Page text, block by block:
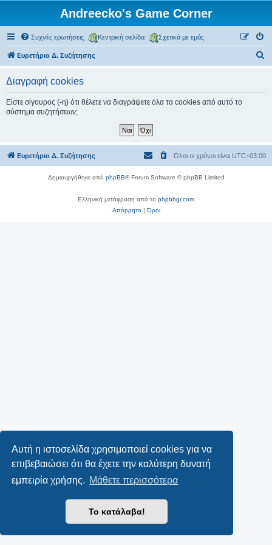
Αυτή η ιστοσελίδα χρησιμοποιεί cookies για να
επιβεβαιώσει ότι θα έχετε την καλύτερη δυνατή
εμπειρία χρήσης. Μάθετε περισσότερα
Το κατάλαβα!
Andreecko's Game Corner
Συχνές ερωτήσεις Κεντρική σελίδα Σχετικά με εμάς
Ευρετήριο Δ. Συζήτησης
σ
Διαγραφή cookies
Είστε σίγουρος (-η) ότι θέλετε να διαγράψετε όλα τα cookies από αυτό το
σύστημα συζητήσεων;
Ευρετήριο Δ. Συζήτησης Όλοι οι χρόνοι είναι UTC+03:00
Δημιουργήθηκε από phpBB® Forum Software © phpBB Limited
Ελληνική μετάφραση από το phpbbgr.com
Απόρρητο|Όροι